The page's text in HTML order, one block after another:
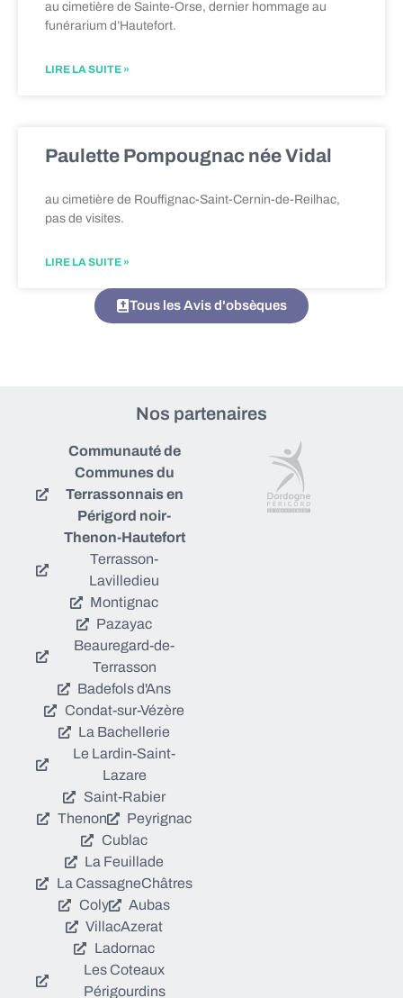
au cimetière de Sainte-Orse, dernier hommage au
funérarium d’Hautefort.
LIRE LA SUITE »
Paulette Pompougnac née Vidal
au cimetière de Rouffignac-Saint-Cernin-de-Reilhac,
pas de visites.
LIRE LA SUITE »
Tous les Avis d'obsèques
Nos partenaires
Communauté de
Communes du
Terrassonnais en
Périgord noir-
Thenon-Hautefort
Terrasson-
Lavilledieu
Montignac
Pazayac
Beauregard-de-
Terrasson
Badefols d'Ans
Condat-sur-Vézère
La Bachellerie
Le Lardin-Saint-
Lazare
Saint-Rabier
Thenon
Peyrignac
Cublac
La Feuillade
La CassagneChâtres
Coly
Aubas
VillacAzerat
Ladornac
Les Coteaux
Périgourdins